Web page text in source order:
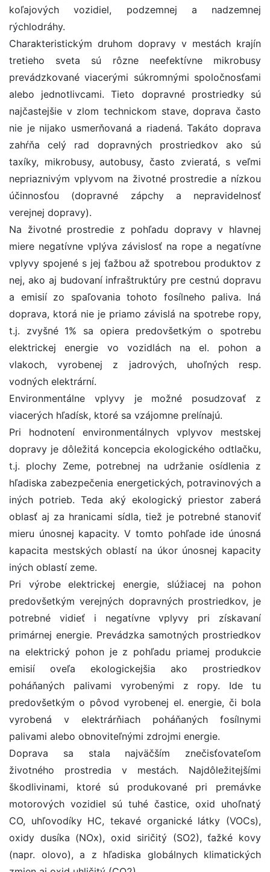
koľajových vozidiel, podzemnej a nadzemnej
rýchlodráhy.
Charakteristickým druhom dopravy v mestách krajín
tretieho sveta sú rôzne neefektívne mikrobusy
prevádzkované viacerými súkromnými spoločnosťami
alebo jednotlivcami. Tieto dopravné prostriedky sú
najčastejšie v zlom technickom stave, doprava často
nie je nijako usmerňovaná a riadená. Takáto doprava
zahŕňa celý rad dopravných prostriedkov ako sú
taxíky, mikrobusy, autobusy, často zvieratá, s veľmi
nepriaznivým vplyvom na životné prostredie a nízkou
účinnosťou (dopravné zápchy a nepravidelnosť
verejnej dopravy).
Na životné prostredie z pohľadu dopravy v hlavnej
miere negatívne vplýva závislosť na rope a negatívne
vplyvy spojené s jej ťažbou až spotrebou produktov z
nej, ako aj budovaní infraštruktúry pre cestnú dopravu
a emisií zo spaľovania tohoto fosílneho paliva. Iná
doprava, ktorá nie je priamo závislá na spotrebe ropy,
t.j. zvyšné 1% sa opiera predovšetkým o spotrebu
elektrickej energie vo vozidlách na el. pohon a
vlakoch, vyrobenej z jadrových, uhoľných resp.
vodných elektrární.
Environmentálne vplyvy je možné posudzovať z
viacerých hľadísk, ktoré sa vzájomne prelínajú.
Pri hodnotení environmentálnych vplyvov mestskej
dopravy je dôležitá koncepcia ekologického odtlačku,
t.j. plochy Zeme, potrebnej na udržanie osídlenia z
hľadiska zabezpečenia energetických, potravinových a
iných potrieb. Teda aký ekologický priestor zaberá
oblasť aj za hranicami sídla, tiež je potrebné stanoviť
mieru únosnej kapacity. V tomto pohľade ide únosná
kapacita mestských oblastí na úkor únosnej kapacity
iných oblastí zeme.
Pri výrobe elektrickej energie, slúžiacej na pohon
predovšetkým verejných dopravných prostriedkov, je
potrebné vidieť i negatívne vplyvy pri získavaní
primárnej energie. Prevádzka samotných prostriedkov
na elektrický pohon je z pohľadu priamej produkcie
emisií oveľa ekologickejšia ako prostriedkov
poháňaných palivami vyrobenými z ropy. Ide tu
predovšetkým o pôvod vyrobenej el. energie, či bola
vyrobená v elektrárňiach poháňaných fosílnymi
palivami alebo obnoviteľnými zdrojmi energie.
Doprava sa stala najväčším znečisťovateľom
životného prostredia v mestách. Najdôležitejšími
škodlivinami, ktoré sú produkované pri premávke
motorových vozidiel sú tuhé častice, oxid uhoľnatý
CO, uhľovodíky HC, tekavé organické látky (VOCs),
oxidy dusíka (NOx), oxid siričitý (SO2), ťažké kovy
(napr. olovo), a z hľadiska globálnych klimatických